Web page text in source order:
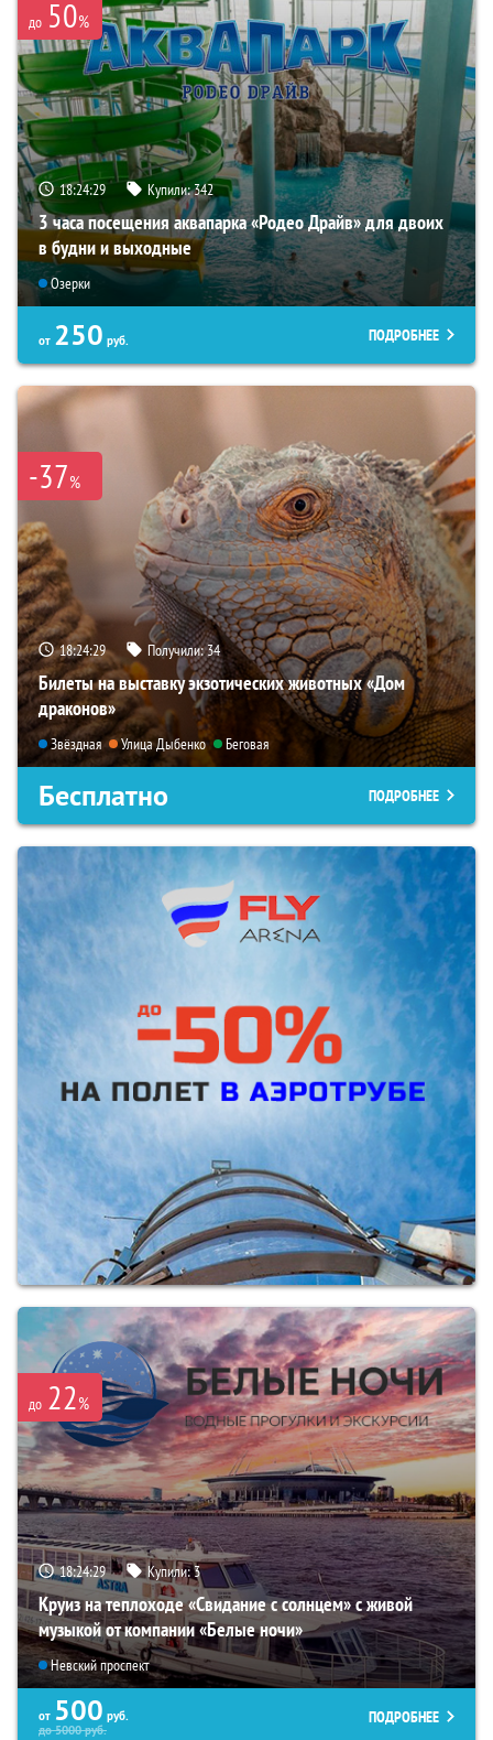
до 50%
18:24:28 Купили:342
3 часа посещения аквапарка «Родео Драйв» для двоих
в будни и выходные
Озерки
от 250 руб. ПОДРОБНЕЕ
-37%
18:24:28 Получили:34
Билеты на выставку экзотических животных «Дом
драконов»
Звёздная Улица Дыбенко Беговая
Бесплатно ПОДРОБНЕЕ
до 22%
18:24:28 Купили:3
Круиз на теплоходе «Свидание с солнцем» с живой
музыкой от компании «Белые ночи»
Невский проспект
от 500 руб.
до5000руб.
ПОДРОБНЕЕ